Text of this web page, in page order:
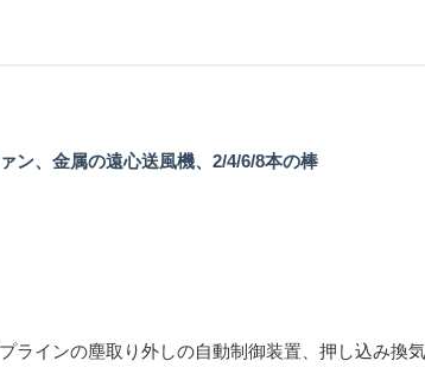
ン、金属の遠心送風機、2/4/6/8本の棒
ラインの塵取り外しの自動制御装置、押し込み換